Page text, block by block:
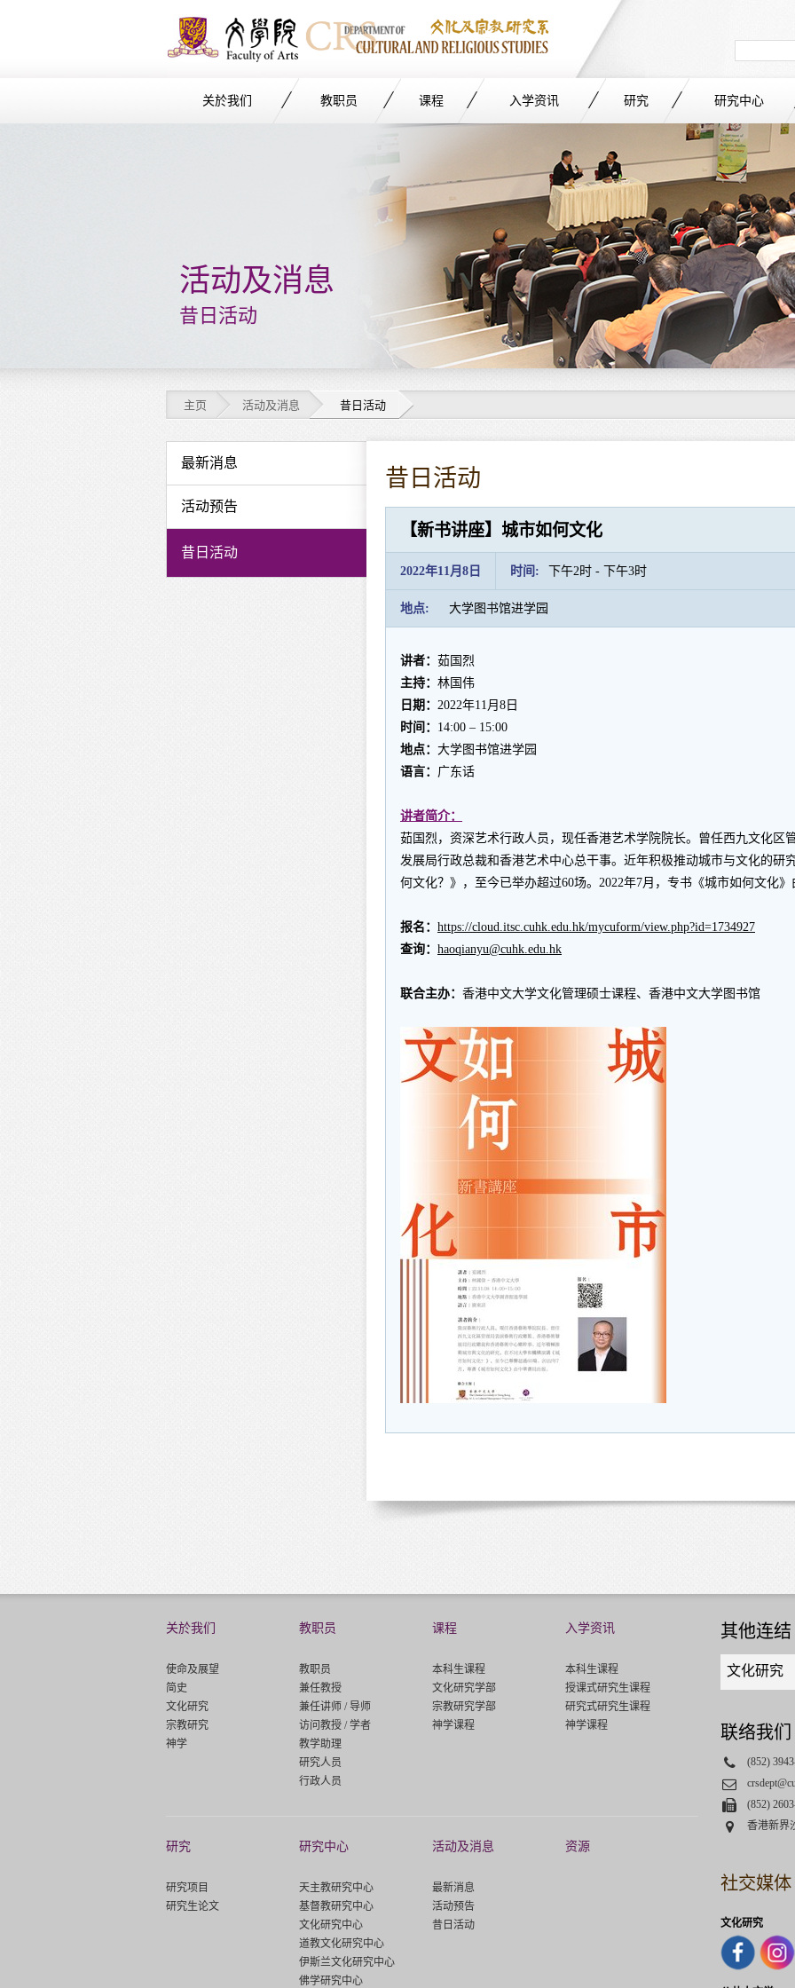
in
关於我们
教职员 课程 入学资讯 研究
研究中心
活动及消息
昔日活动
主页 活动及消息 昔日活动
活
动
及
消
最新消息
活动预告
昔日活动
昔日活动
【新书讲座】城市如何文化
2022年11月8日 时间: 下午2时 - 下午3时
地点: 大学图书馆进学园
讲者： 茹国烈
主持： 林国伟
日期： 2022年11月8日
时间： 14:00 – 15:00
地点： 大学图书馆进学园
语言： 广东话
讲者简介：
茹国烈，资深艺术行政人员，现任香港艺术学院院长。曾任西九文化区
发展局行政总裁和香港艺术中心总干事。近年积极推动城市与文化的研
何文化？》，至今已举办超过60场。2022年7月，专书《城市如何文化
报名： https://cloud.itsc.cuhk.edu.hk/mycuform/view.php?id=1734927
查询： haoqianyu@cuhk.edu.hk
联合主办： 香港中文大学文化管理硕士课程、香港中文大学图书馆
关於我们
使命及展望
简史
文化研究
宗教研究
神学
教职员
教职员
兼任教授
兼任讲师 / 导师
访问教授 / 学者
教学助理
研究人员
行政人员
课程
本科生课程
文化研究学部
宗教研究学部
神学课程
入学资讯
本科生课程
授课式研究生课程
研究式研究生课程
神学课程
研究
研究项目
研究生论文
研究中心
天主教研究中心
基督教研究中心
文化研究中心
道教文化研究中心
伊斯兰文化研究中心
佛学研究中心
活动及消息
最新消息
活动预告
昔日活动
资源
其他连结
Quick
links
select
文化研究
联络我们
Phone
(852)
Email
Fax(852)
Address
香港新界
社交媒体
文化研究